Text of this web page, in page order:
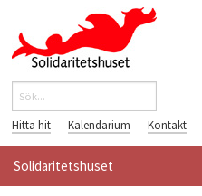
Hoppa till huvudinnehåll
Sökformulär
Hitta hit Kalendarium Kontakt
Solidaritetshuset